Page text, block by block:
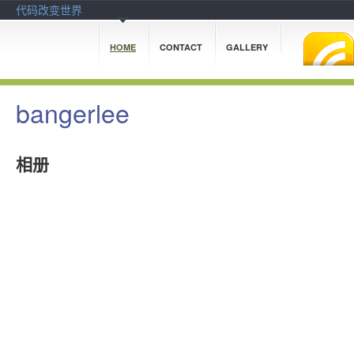
代码改变世界
HOME CONTACT GALLERY
bangerlee
相册